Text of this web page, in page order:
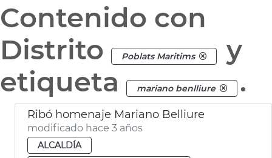
Contenido con
Distrito
Poblats Maritims
y
etiqueta
mariano benlliure .
Ribó homenaje Mariano Belliure
modificado hace 3 años
ALCALDÍA